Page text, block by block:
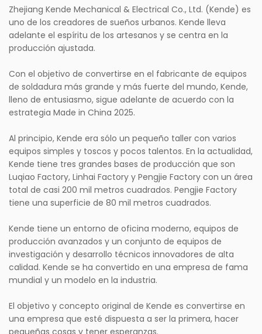
Zhejiang Kende Mechanical & Electrical Co., Ltd. (Kende) es
uno de los creadores de sueños urbanos. Kende lleva
adelante el espíritu de los artesanos y se centra en la
producción ajustada.
Con el objetivo de convertirse en el fabricante de equipos
de soldadura más grande y más fuerte del mundo, Kende,
lleno de entusiasmo, sigue adelante de acuerdo con la
estrategia Made in China 2025.
Al principio, Kende era sólo un pequeño taller con varios
equipos simples y toscos y pocos talentos. En la actualidad,
Kende tiene tres grandes bases de producción que son
Luqiao Factory, Linhai Factory y Pengjie Factory con un área
total de casi 200 mil metros cuadrados. Pengjie Factory
tiene una superficie de 80 mil metros cuadrados.
Kende tiene un entorno de oficina moderno, equipos de
producción avanzados y un conjunto de equipos de
investigación y desarrollo técnicos innovadores de alta
calidad. Kende se ha convertido en una empresa de fama
mundial y un modelo en la industria.
El objetivo y concepto original de Kende es convertirse en
una empresa que esté dispuesta a ser la primera, hacer
pequeñas cosas y tener esperanzas.